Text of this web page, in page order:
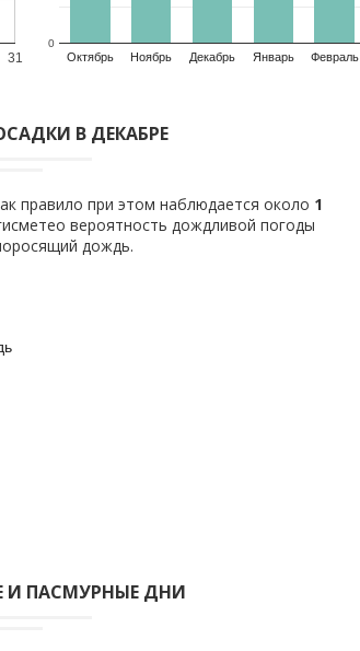
31 Октябрь Ноябрь Декабрь Январь Февраль
0
В ДЕКАБРЕ
правило при этом наблюдается около 1
вероятность дождливой погоды
дождь.
И ПАСМУРНЫЕ ДНИ